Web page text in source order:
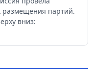
размещения партий.
вниз: